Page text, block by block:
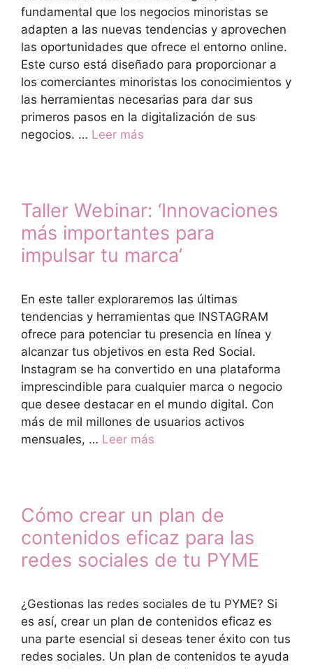
fundamental que los negocios minoristas se
adapten a las nuevas tendencias y aprovechen
las oportunidades que ofrece el entorno online.
Este curso está diseñado para proporcionar a
los comerciantes minoristas los conocimientos y
las herramientas necesarias para dar sus
primeros pasos en la digitalización de sus
negocios. … Leer más
Taller Webinar: ‘Innovaciones
más importantes para
impulsar tu marca’
En este taller exploraremos las últimas
tendencias y herramientas que INSTAGRAM
ofrece para potenciar tu presencia en línea y
alcanzar tus objetivos en esta Red Social.
Instagram se ha convertido en una plataforma
imprescindible para cualquier marca o negocio
que desee destacar en el mundo digital. Con
más de mil millones de usuarios activos
mensuales, … Leer más
Cómo crear un plan de
contenidos eficaz para las
redes sociales de tu PYME
¿Gestionas las redes sociales de tu PYME? Si
es así, crear un plan de contenidos eficaz es
una parte esencial si deseas tener éxito con tus
redes sociales. Un plan de contenidos te ayuda